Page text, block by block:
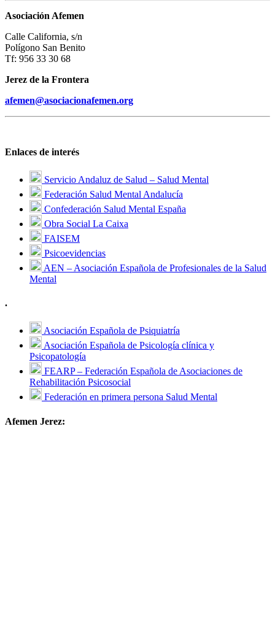
Asociación Afemen
Calle California, s/n
Polígono San Benito
Tf: 956 33 30 68
Jerez de la Frontera
afemen@asociacionafemen.org
Enlaces de interés
Servicio Andaluz de Salud – Salud Mental
Federación Salud Mental Andalucía
Confederación Salud Mental España
Obra Social La Caixa
FAISEM
Psicoevidencias
AEN – Asociación Española de Profesionales de la Salud
Mental
.
Asociación Española de Psiquiatría
Asociación Española de Psicología clínica y
Psicopatología
FEARP – Federación Española de Asociaciones de
Rehabilitación Psicosocial
Federación en primera persona Salud Mental
Afemen Jerez: